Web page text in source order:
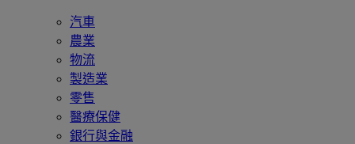
汽車
農業
物流
製造業
零售
醫療保健
銀行與金融